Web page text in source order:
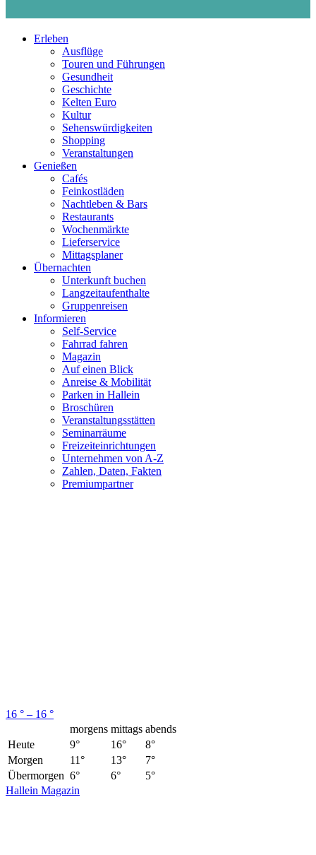
Erleben
Ausflüge
Touren und Führungen
Gesundheit
Geschichte
Kelten Euro
Kultur
Sehenswürdigkeiten
Shopping
Veranstaltungen
Genießen
Cafés
Feinkostläden
Nachtleben & Bars
Restaurants
Wochenmärkte
Lieferservice
Mittagsplaner
Übernachten
Unterkunft buchen
Langzeitaufenthalte
Gruppenreisen
Informieren
Self-Service
Fahrrad fahren
Magazin
Auf einen Blick
Anreise & Mobilität
Parken in Hallein
Broschüren
Veranstaltungsstätten
Seminarräume
Freizeiteinrichtungen
Unternehmen von A-Z
Zahlen, Daten, Fakten
Premiumpartner
16 ° – 16 °
morgens mittags abends
Heute
9° 16°
8°
Morgen
11° 13°
7°
Übermorgen 6° 6°
5°
Hallein Magazin